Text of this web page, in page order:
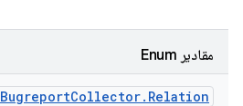
مقادیر Enum
BugreportCollector. Relation